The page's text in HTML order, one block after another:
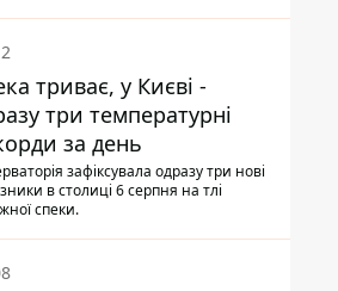
триває, у Києві -
три температурні
за день
зафіксувала одразу три нові
в столиці 6 серпня на тлі
спеки.